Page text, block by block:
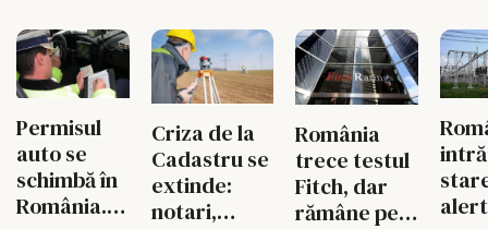
energie în
orele de
vârf
tuberculozei
și a
drogurilor
Permisul
auto se
schimbă în
România.
Criza de la
Cadastru se
extinde:
notari,
România
trece testul
Fitch, dar
rămâne pe